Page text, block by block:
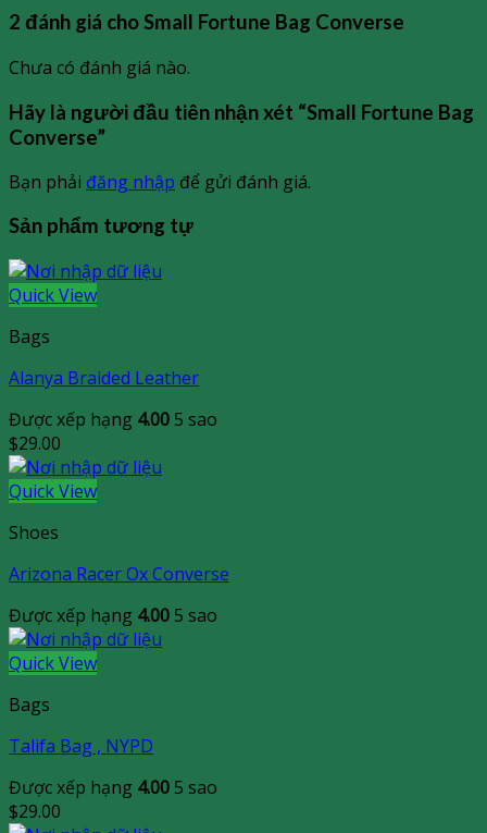
2 đánh giá choSmall Fortune Bag Converse
Chưa có đánh giá nào.
Hãy là người đầu tiên nhận xét “Small Fortune Bag
Converse”
Bạn phải đăng nhập để gửi đánh giá.
Sản phẩm tương tự
Quick View
Bags
Alanya Braided Leather
Được xếp hạng 4.005 sao
$29.00
Quick View
Shoes
Arizona Racer Ox Converse
Được xếp hạng 4.005 sao
Quick View
Bags
Talifa Bag , NYPD
Được xếp hạng 4.005 sao
$29.00